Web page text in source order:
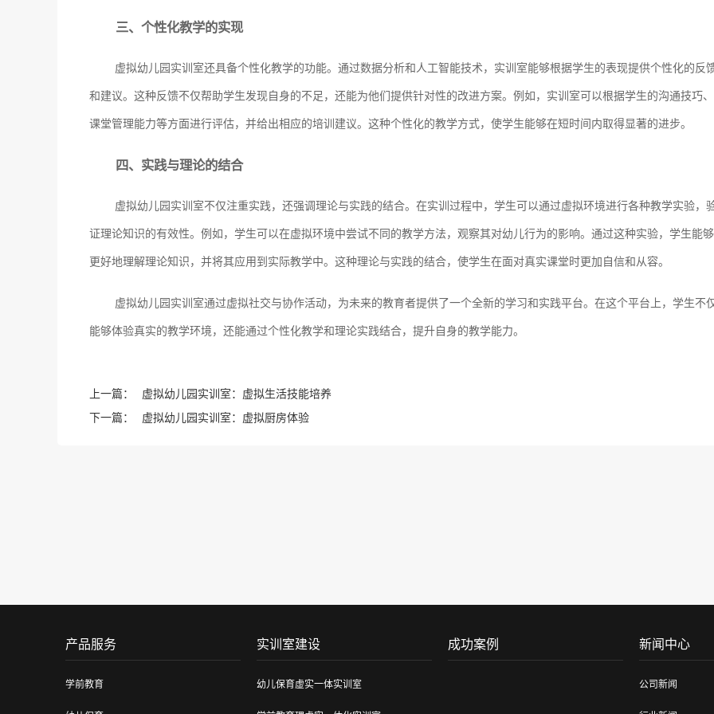
三、个性化教学的实现
虚拟幼儿园实训室还具备个性化教学的功能。通过数据分析和人工智能技术，实训室能够根据学生的表现提供个性化的反
和建议。这种反馈不仅帮助学生发现自身的不足，还能为他们提供针对性的改进方案。例如，实训室可以根据学生的沟通技巧、
课堂管理能力等方面进行评估，并给出相应的培训建议。这种个性化的教学方式，使学生能够在短时间内取得显著的进步。
四、实践与理论的结合
虚拟幼儿园实训室不仅注重实践，还强调理论与实践的结合。在实训过程中，学生可以通过虚拟环境进行各种教学实验，
证理论知识的有效性。例如，学生可以在虚拟环境中尝试不同的教学方法，观察其对幼儿行为的影响。通过这种实验，学生能够
更好地理解理论知识，并将其应用到实际教学中。这种理论与实践的结合，使学生在面对真实课堂时更加自信和从容。
虚拟幼儿园实训室通过虚拟社交与协作活动，为未来的教育者提供了一个全新的学习和实践平台。在这个平台上，学生不
能够体验真实的教学环境，还能通过个性化教学和理论实践结合，提升自身的教学能力。‍
上一篇：
虚拟幼儿园实训室：虚拟生活技能培养
下一篇：
虚拟幼儿园实训室：虚拟厨房体验
产品服务
学前教育
实训室建设
幼儿保育虚实一体实训室
成功案例 新闻中心
公司新闻